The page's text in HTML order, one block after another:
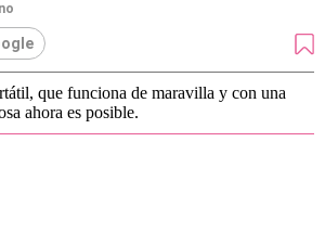
que funciona de maravilla y con una
ahora es posible.